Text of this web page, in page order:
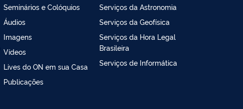
Seminários e Colóquios
Áudios
Imagens
Vídeos
Lives do ON em sua Casa
Publicações
Serviços da Astronomia
Serviços da Geofísica
Serviços da Hora Legal
Brasileira
Serviços de Informática